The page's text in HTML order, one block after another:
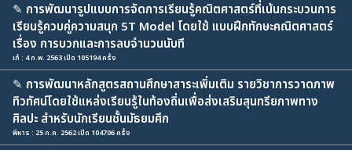
✎ การพัฒนารูปแบบการจัดการเรียนรู้คณิตศาสตร์ที่เน้นกระบวนการ
เรียนรู้ควบคู่ความสนุก 5T Model โดยใช้ แบบฝึกทักษะคณิตศาสตร์
เรื่อง การบวกและการลบจำนวนนับที
เก๋ : 4 ก.พ. 2563 เปิด 105194 ครั้ง
✎ การพัฒนาหลักสูตรสถานศึกษาสาระเพิ่มเติม รายวิชาการวาดภาพ
ทิวทัศน์โดยใช้แหล่งเรียนรู้ในท้องถิ่นเพื่อส่งเสริมสุนทรียภาพทาง
ศิลปะ สำหรับนักเรียนชั้นมัธยมศึก
พิหาร : 25 ก.ค. 2562 เปิด 104706 ครั้ง